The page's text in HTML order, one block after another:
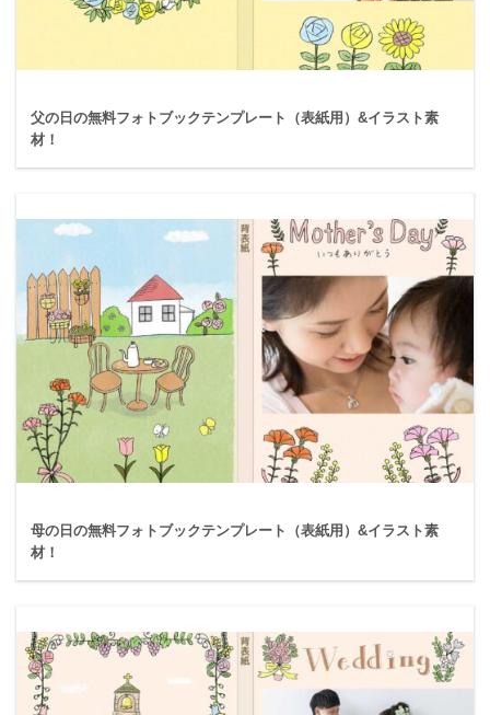
父の日の無料フォトブックテンプレート（表紙用）&イラスト素
材！
母の日の無料フォトブックテンプレート（表紙用）&イラスト素
材！